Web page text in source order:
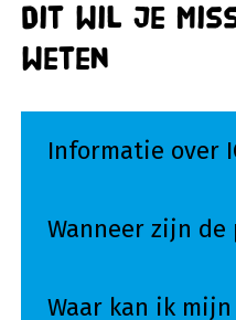
Dit wil je
weten
Informatie over
Wanneer zijn de
Waar kan ik